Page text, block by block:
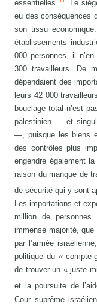
essentielles
. Le
eu des conséquences
son tissu
établissements
000 personnes, il
300 travailleurs. De
dépendaient des
leurs 42 000
bouclage total n’est
palestinien — et
—, puisque les biens
des contrôles plus
engendre également
raison du manque de
de sécurité qui y sont
Les importations et
million de
immense majorité,
par l’armée
politique du «
de trouver un « juste
et la poursuite de
Cour suprême